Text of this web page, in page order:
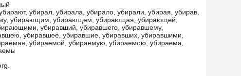
убирал, убирала, убирало, убирали, убирая, убирав,
убирающим, убирающем, убирающая, убирающей,
убиравший, убиравшего, убиравшему,
убиравшее, убиравшие, убиравших, убиравшими,
убираемой, убираемую, убираемою, убираема,